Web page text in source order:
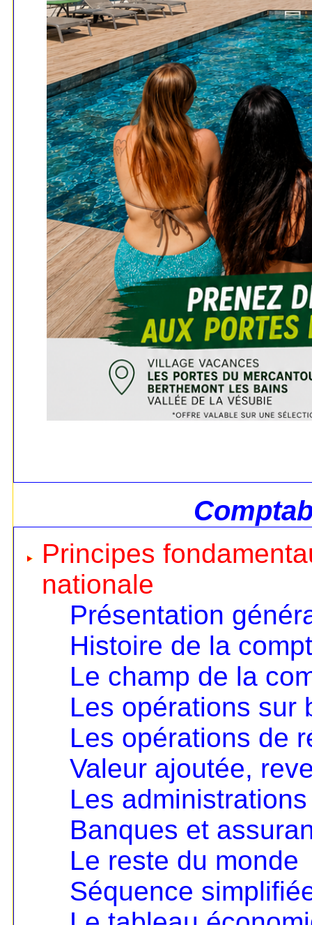
Principes
nationale
Présentation
Histoire de la
Le champ de la
Les opérations sur
Les opérations de
Valeur ajoutée,
Les
Banques et
Le reste du monde
Séquence